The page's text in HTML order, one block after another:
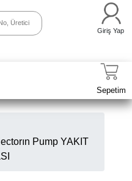
Giriş Yap
Sepetim
Pump YAKIT